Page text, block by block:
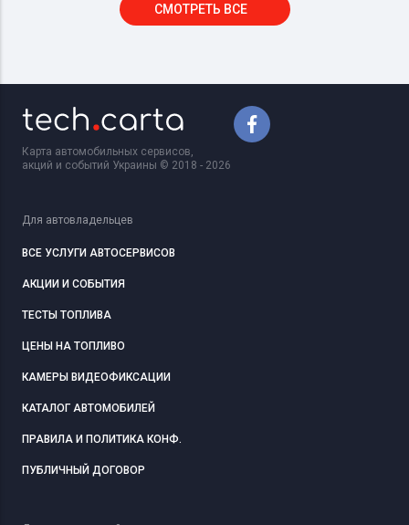
СМОТРЕТЬ ВСЕ
Карта автомобильных сервисов,
акций и событий Украины © 2018 - 2026
Для автовладельцев
ВСЕ УСЛУГИ АВТОСЕРВИСОВ
АКЦИИ И СОБЫТИЯ
ТЕСТЫ ТОПЛИВА
ЦЕНЫ НА ТОПЛИВО
КАМЕРЫ ВИДЕОФИКСАЦИИ
КАТАЛОГ АВТОМОБИЛЕЙ
ПРАВИЛА И ПОЛИТИКА КОНФ.
ПУБЛИЧНЫЙ ДОГОВОР